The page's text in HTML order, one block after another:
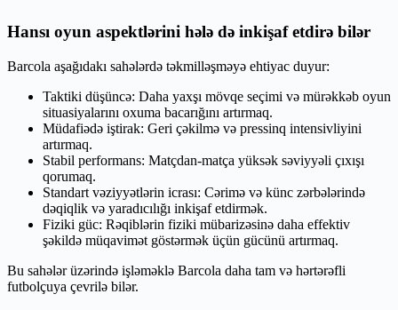
Hansı oyun aspektlərini hələ də inkişaf etdirə bilər
Barcola aşağıdakı sahələrdə təkmilləşməyə ehtiyac duyur:
Taktiki düşüncə: Daha yaxşı mövqe seçimi və mürəkkəb oyun
situasiyalarını oxuma bacarığını artırmaq.
Müdafiədə iştirak: Geri çəkilmə və pressinq intensivliyini
artırmaq.
Stabil performans: Matçdan-matça yüksək səviyyəli çıxışı
qorumaq.
Standart vəziyyətlərin icrası: Cərimə və künc zərbələrində
dəqiqlik və yaradıcılığı inkişaf etdirmək.
Fiziki güc: Rəqiblərin fiziki mübarizəsinə daha effektiv
şəkildə müqavimət göstərmək üçün gücünü artırmaq.
Bu sahələr üzərində işləməklə Barcola daha tam və hərtərəfli
futbolçuya çevrilə bilər.